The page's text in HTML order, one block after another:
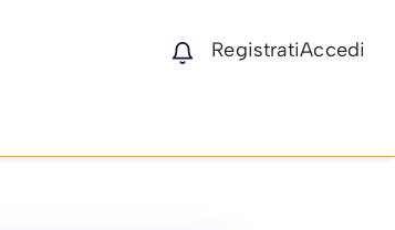
RegistratiAccedi